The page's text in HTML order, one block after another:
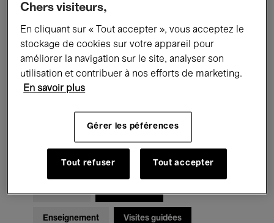
Tous les événements Concerts
Expositions Films Performances
Rencontres & Débats
Musique classique Global Music
Musique électronique
Enseignement Visites guidées
Chers visiteurs,
En cliquant sur « Tout accepter », vous acceptez le
stockage de cookies sur votre appareil pour
améliorer la navigation sur le site, analyser son
utilisation et contribuer à nos efforts de marketing.
En savoir plus
Gérer les péférences
Tout refuser Tout accepter